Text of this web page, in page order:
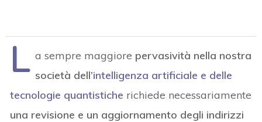
L a sempre maggiore pervasività nella nostra
società dell’intelligenza artificiale e delle
tecnologie quantistiche richiede necessariamente
una revisione e un aggiornamento degli indirizzi